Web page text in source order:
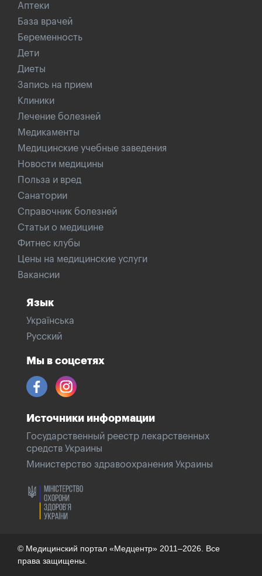
Аптеки
База врачей
Беременность
Дети
Диеты
Запись на прием
Клиники
Лечение болезней
Медикаменты
Медицинские учебные заведения
Новости медицины
Польза и вред
Санатории
Справочник болезней
Статьи о медицине
Фитнес клубы
Цены на медицинские услуги
Вакансии
Язык
Українська
Русский
Мы в соцсетях
Источники информации
Государственный реестр лекарственных
средств Украины
Министерство здравоохранения Украины
© Медицинский портал «Медцентр» 2011–2026. Все
права защищены.